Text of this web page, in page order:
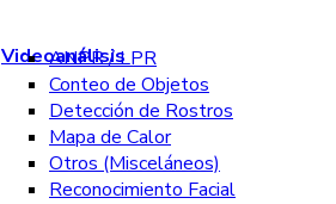
Videoanálisis
ANPR / LPR
Conteo de Objetos
Detección de Rostros
Mapa de Calor
Otros (Misceláneos)
Reconocimiento Facial